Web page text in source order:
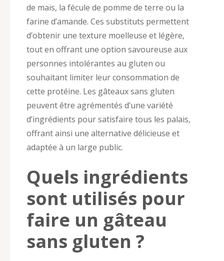
de maïs, la fécule de pomme de terre ou la
farine d’amande. Ces substituts permettent
d’obtenir une texture moelleuse et légère,
tout en offrant une option savoureuse aux
personnes intolérantes au gluten ou
souhaitant limiter leur consommation de
cette protéine. Les gâteaux sans gluten
peuvent être agrémentés d’une variété
d’ingrédients pour satisfaire tous les palais,
offrant ainsi une alternative délicieuse et
adaptée à un large public.
Quels ingrédients
sont utilisés pour
faire un gâteau
sans gluten ?